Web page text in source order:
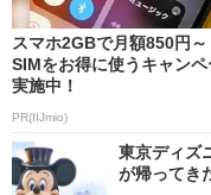
スマホ2GBで月額850円
SIMをお得に使うキャンペ
実施中！
PR(IIJmio)
東京ディズ
が帰ってき